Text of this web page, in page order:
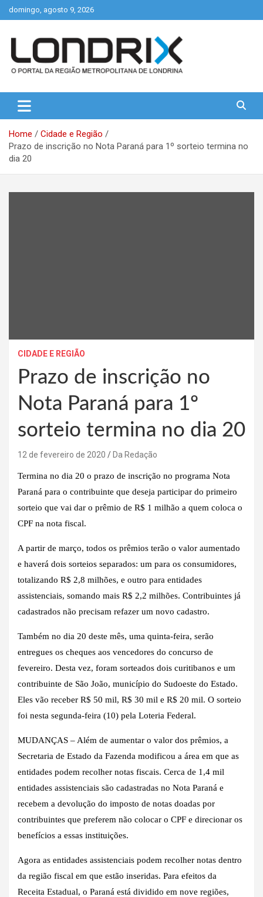
Skip
to
domingo, agosto 9, 2026
Londrix
Home
Cidade e Região
Prazo de inscrição no Nota Paraná para 1º sorteio termina no
dia 20
CIDADE E REGIÃO
Prazo de inscrição no
Nota Paraná para 1º
sorteio termina no dia 20
12 de fevereiro de 2020 Da Redação
Termina no dia 20 o prazo de inscrição no programa Nota
Paraná para o contribuinte que deseja participar do primeiro
sorteio que vai dar o prêmio de R$ 1 milhão a quem coloca o
CPF na nota fiscal.
A partir de março, todos os prêmios terão o valor aumentado
e haverá dois sorteios separados: um para os consumidores,
totalizando R$ 2,8 milhões, e outro para entidades
assistenciais, somando mais R$ 2,2 milhões. Contribuintes já
cadastrados não precisam refazer um novo cadastro.
Também no dia 20 deste mês, uma quinta-feira, serão
entregues os cheques aos vencedores do concurso de
fevereiro. Desta vez, foram sorteados dois curitibanos e um
contribuinte de São João, município do Sudoeste do Estado.
Eles vão receber R$ 50 mil, R$ 30 mil e R$ 20 mil. O sorteio
foi nesta segunda-feira (10) pela Loteria Federal.
MUDANÇAS – Além de aumentar o valor dos prêmios, a
Secretaria de Estado da Fazenda modificou a área em que as
entidades podem recolher notas fiscais. Cerca de 1,4 mil
entidades assistenciais são cadastradas no Nota Paraná e
recebem a devolução do imposto de notas doadas por
contribuintes que preferem não colocar o CPF e direcionar os
benefícios a essas instituições.
Agora as entidades assistenciais podem recolher notas dentro
da região fiscal em que estão inseridas. Para efeitos da
Receita Estadual, o Paraná está dividido em nove regiões,